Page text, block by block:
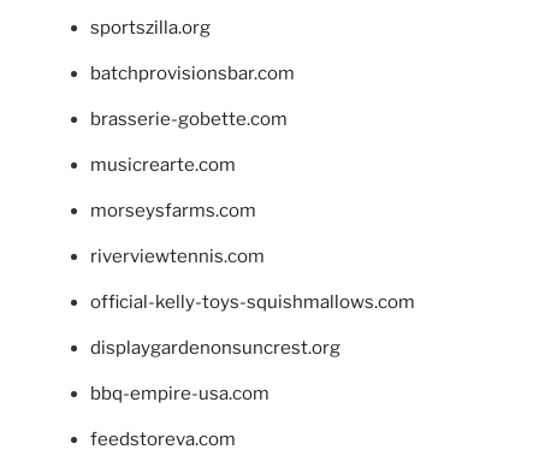
sportszilla.org
batchprovisionsbar.com
brasserie-gobette.com
musicrearte.com
morseysfarms.com
riverviewtennis.com
official-kelly-toys-squishmallows.com
displaygardenonsuncrest.org
bbq-empire-usa.com
feedstoreva.com